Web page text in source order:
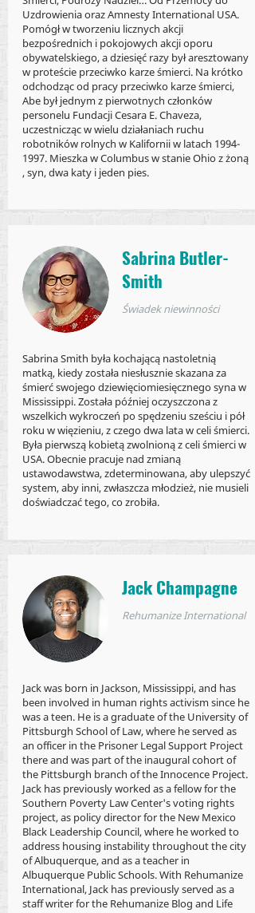
Uzdrowienia oraz Amnesty International USA.
Pomógł w tworzeniu licznych akcji
bezpośrednich i pokojowych akcji oporu
obywatelskiego, a dziesięć razy był aresztowany
w proteście przeciwko karze śmierci. Na krótko
odchodząc od pracy przeciwko karze śmierci,
Abe był jednym z pierwotnych członków
personelu Fundacji Cesara E. Chaveza,
uczestnicząc w wielu działaniach ruchu
robotników rolnych w Kalifornii w latach 1994-
1997. Mieszka w Columbus w stanie Ohio z żoną
, syn, dwa katy i jeden pies.
Sabrina Butler-
Smith
Świadek niewinności
Sabrina Smith była kochającą nastoletnią
matką, kiedy została niesłusznie skazana za
śmierć swojego dziewięciomiesięcznego syna w
Mississippi. Została później oczyszczona z
wszelkich wykroczeń po spędzeniu sześciu i pół
roku w więzieniu, z czego dwa lata w celi śmierci.
Była pierwszą kobietą zwolnioną z celi śmierci w
USA. Obecnie pracuje nad zmianą
ustawodawstwa, zdeterminowana, aby ulepszyć
system, aby inni, zwłaszcza młodzież, nie musieli
doświadczać tego, co zrobiła.
Jack Champagne
Rehumanize International
Jack was born in Jackson, Mississippi, and has
been involved in human rights activism since he
was a teen. He is a graduate of the University of
Pittsburgh School of Law, where he served as
an officer in the Prisoner Legal Support Project
there and was part of the inaugural cohort of
the Pittsburgh branch of the Innocence Project.
Jack has previously worked as a fellow for the
Southern Poverty Law Center's voting rights
project, as policy director for the New Mexico
Black Leadership Council, where he worked to
address housing instability throughout the city
of Albuquerque, and as a teacher in
Albuquerque Public Schools. With Rehumanize
International, Jack has previously served as a
staff writer for the Rehumanize Blog and Life